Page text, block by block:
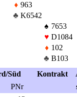
♦ 963
♣ K6542
♠ 7653
♥ D1084
♦ 102
♣ B103
Süd
Kontrakt
PNr